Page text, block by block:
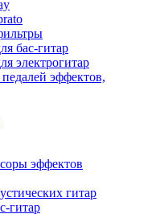
бас-гитар
электрогитар
эффектов,
эффектов
гитар
гитар